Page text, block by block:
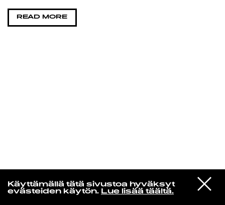
Käyttämällä tätä sivustoa hyväksyt
evästeiden käytön. Lue lisää täältä.
VIESTI
STUDIOON
Mariya Takeuchi
シェットランドに頬をうずめて
READ MORE